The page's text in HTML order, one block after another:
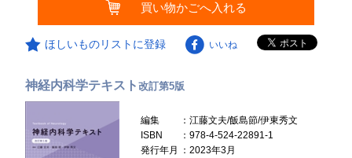
買い物かごへ入れる
ほしいものリストに登録 いいね
神経内科学テキスト改訂第5版
編集
：江藤文夫/飯島節/伊東秀文
ISBN
：978-4-524-22891-1
発行年月
：2023年3月